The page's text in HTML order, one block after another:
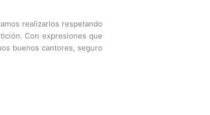
realizarlos respetando
Con expresiones que
buenos cantores, seguro